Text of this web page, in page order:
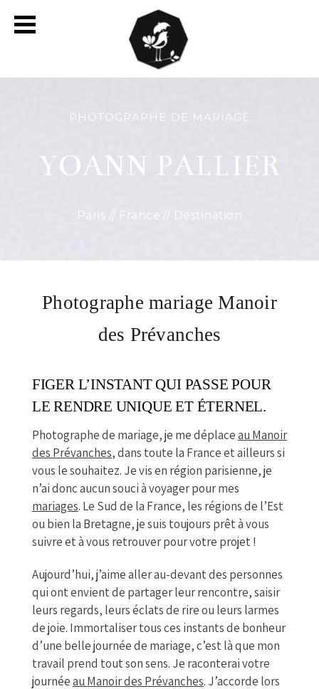
PHOTOGRAPHE DE MARIAGE
YOANN PALLIER
Paris // France // Destination
Photographe mariage Manoir
des Prévanches
FIGER L’INSTANT QUI PASSE POUR
LE RENDRE UNIQUE ET ÉTERNEL.
Photographe de mariage, je me déplaceau Manoir
des Prévanches, dans toute la France et ailleurs si
vous le souhaitez. Je vis en région parisienne, je
n’ai donc aucun souci à voyager pour mes
mariages. Le Sud de la France, les régions de l’Est
ou bien la Bretagne, je suis toujours prêt à vous
suivre et à vous retrouver pour votre projet !
Aujourd’hui, j’aime aller au-devant des personnes
qui ont envient de partager leur rencontre, saisir
leurs regards, leurs éclats de rire ou leurs larmes
de joie. Immortaliser tous ces instants de bonheur
d’une belle journée de mariage, c’est là que mon
travail prend tout son sens. Je raconterai votre
journéeau Manoir des Prévanches. J’accorde lors